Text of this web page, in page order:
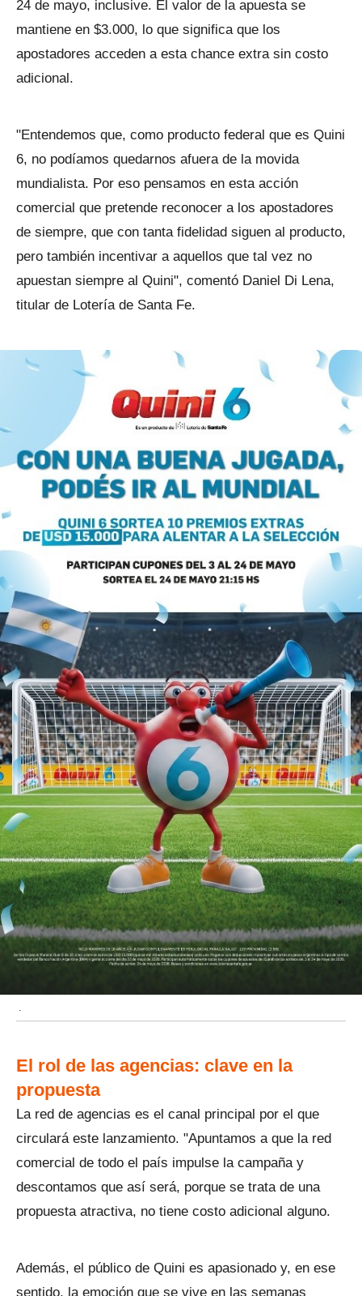
24 de mayo, inclusive. El valor de la apuesta se
mantiene en $3.000, lo que significa que los
apostadores acceden a esta chance extra sin costo
adicional.
"Entendemos que, como producto federal que es Quini
6, no podíamos quedarnos afuera de la movida
mundialista. Por eso pensamos en esta acción
comercial que pretende reconocer a los apostadores
de siempre, que con tanta fidelidad siguen al producto,
pero también incentivar a aquellos que tal vez no
apuestan siempre al Quini", comentó Daniel Di Lena,
titular de Lotería de Santa Fe.
.
El rol de las agencias: clave en la
propuesta
La red de agencias es el canal principal por el que
circulará este lanzamiento. "Apuntamos a que la red
comercial de todo el país impulse la campaña y
descontamos que así será, porque se trata de una
propuesta atractiva, no tiene costo adicional alguno.
Además, el público de Quini es apasionado y, en ese
sentido, la emoción que se vive en las semanas